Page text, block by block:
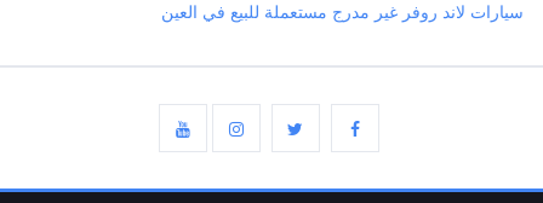
سيارات لاند روفر غير مدرج مستعملة للبيع في العين